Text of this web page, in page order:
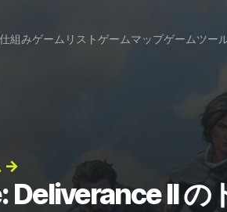
仕組みゲームリストゲームマップゲームツー
→
II の